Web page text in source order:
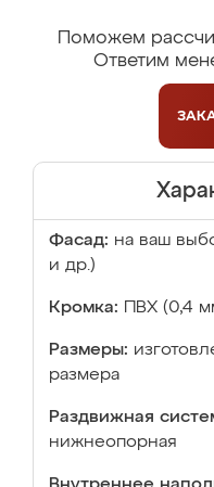
Поможем
Ответим
Фасад: на ваш
и др.)
Кромка: ПВХ (0,4
Размеры:
размера
Раздвижная
нижнеопорная